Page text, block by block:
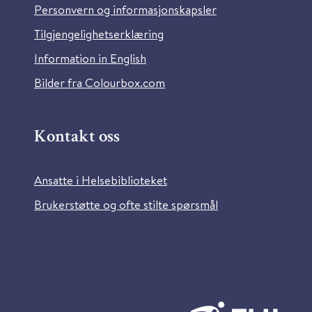
Personvern og informasjonskapsler
Tilgjengelighetserklæring
Information in English
Bilder fra Colourbox.com
Kontakt oss
Ansatte i Helsebiblioteket
Brukerstøtte og ofte stilte spørsmål